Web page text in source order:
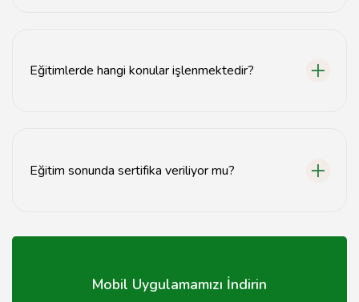
Eğitimlerde hangi konular işlenmektedir?
Eğitim sonunda sertifika veriliyor mu?
sertifika verilmektedir.
Mobil Uygulamamızı İndirin